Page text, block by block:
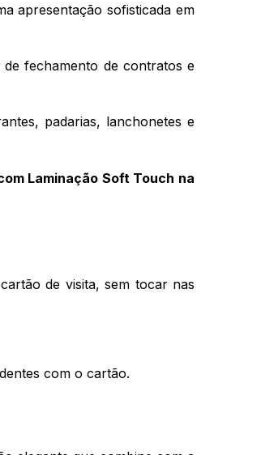
apresentação sofisticada em
fechamento de contratos e
padarias, lanchonetes e
Laminação Soft Touch na
de visita, sem tocar nas
com o cartão.